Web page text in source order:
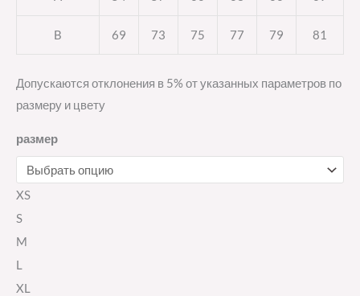
B 69 73 75 77 79 81
Допускаются отклонения в 5% от указанных параметров по
размеру и цвету
размер
XS
S
M
L
XL